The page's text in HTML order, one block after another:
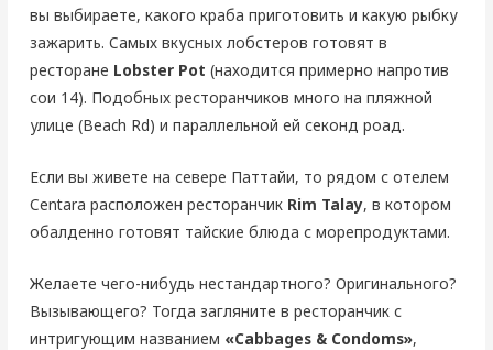
вы выбираете, какого краба приготовить и какую рыбку
зажарить. Самых вкусных лобстеров готовят в
ресторане Lobster Pot (находится примерно напротив
сои 14). Подобных ресторанчиков много на пляжной
улице (Beach Rd) и параллельной ей секонд роад.
Если вы живете на севере Паттайи, то рядом с отелем
Centara расположен ресторанчик Rim Talay, в котором
обалденно готовят тайские блюда с морепродуктами.
Желаете чего-нибудь нестандартного? Оригинального?
Вызывающего? Тогда загляните в ресторанчик с
интригующим названием «Cabbages & Condoms»,